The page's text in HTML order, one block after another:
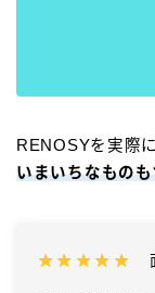
RENOSYを実際
いまいちなもの